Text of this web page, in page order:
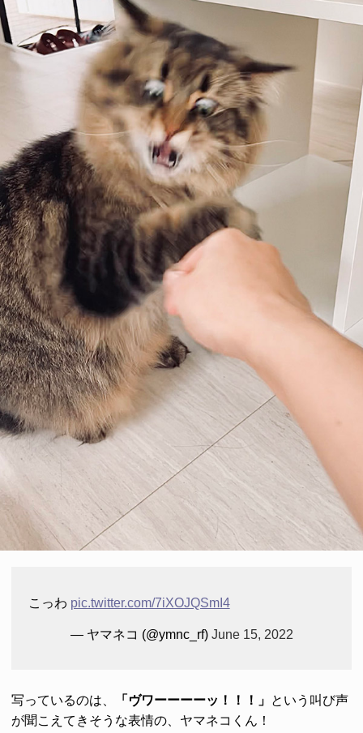
こっわ pic.twitter.com/7iXOJQSmI4
— ヤマネコ (@ymnc_rf) June 15, 2022
写っているのは、 「ヴワーーーーッ！！！」 という叫び声
が聞こえてきそうな表情の、ヤマネコくん！